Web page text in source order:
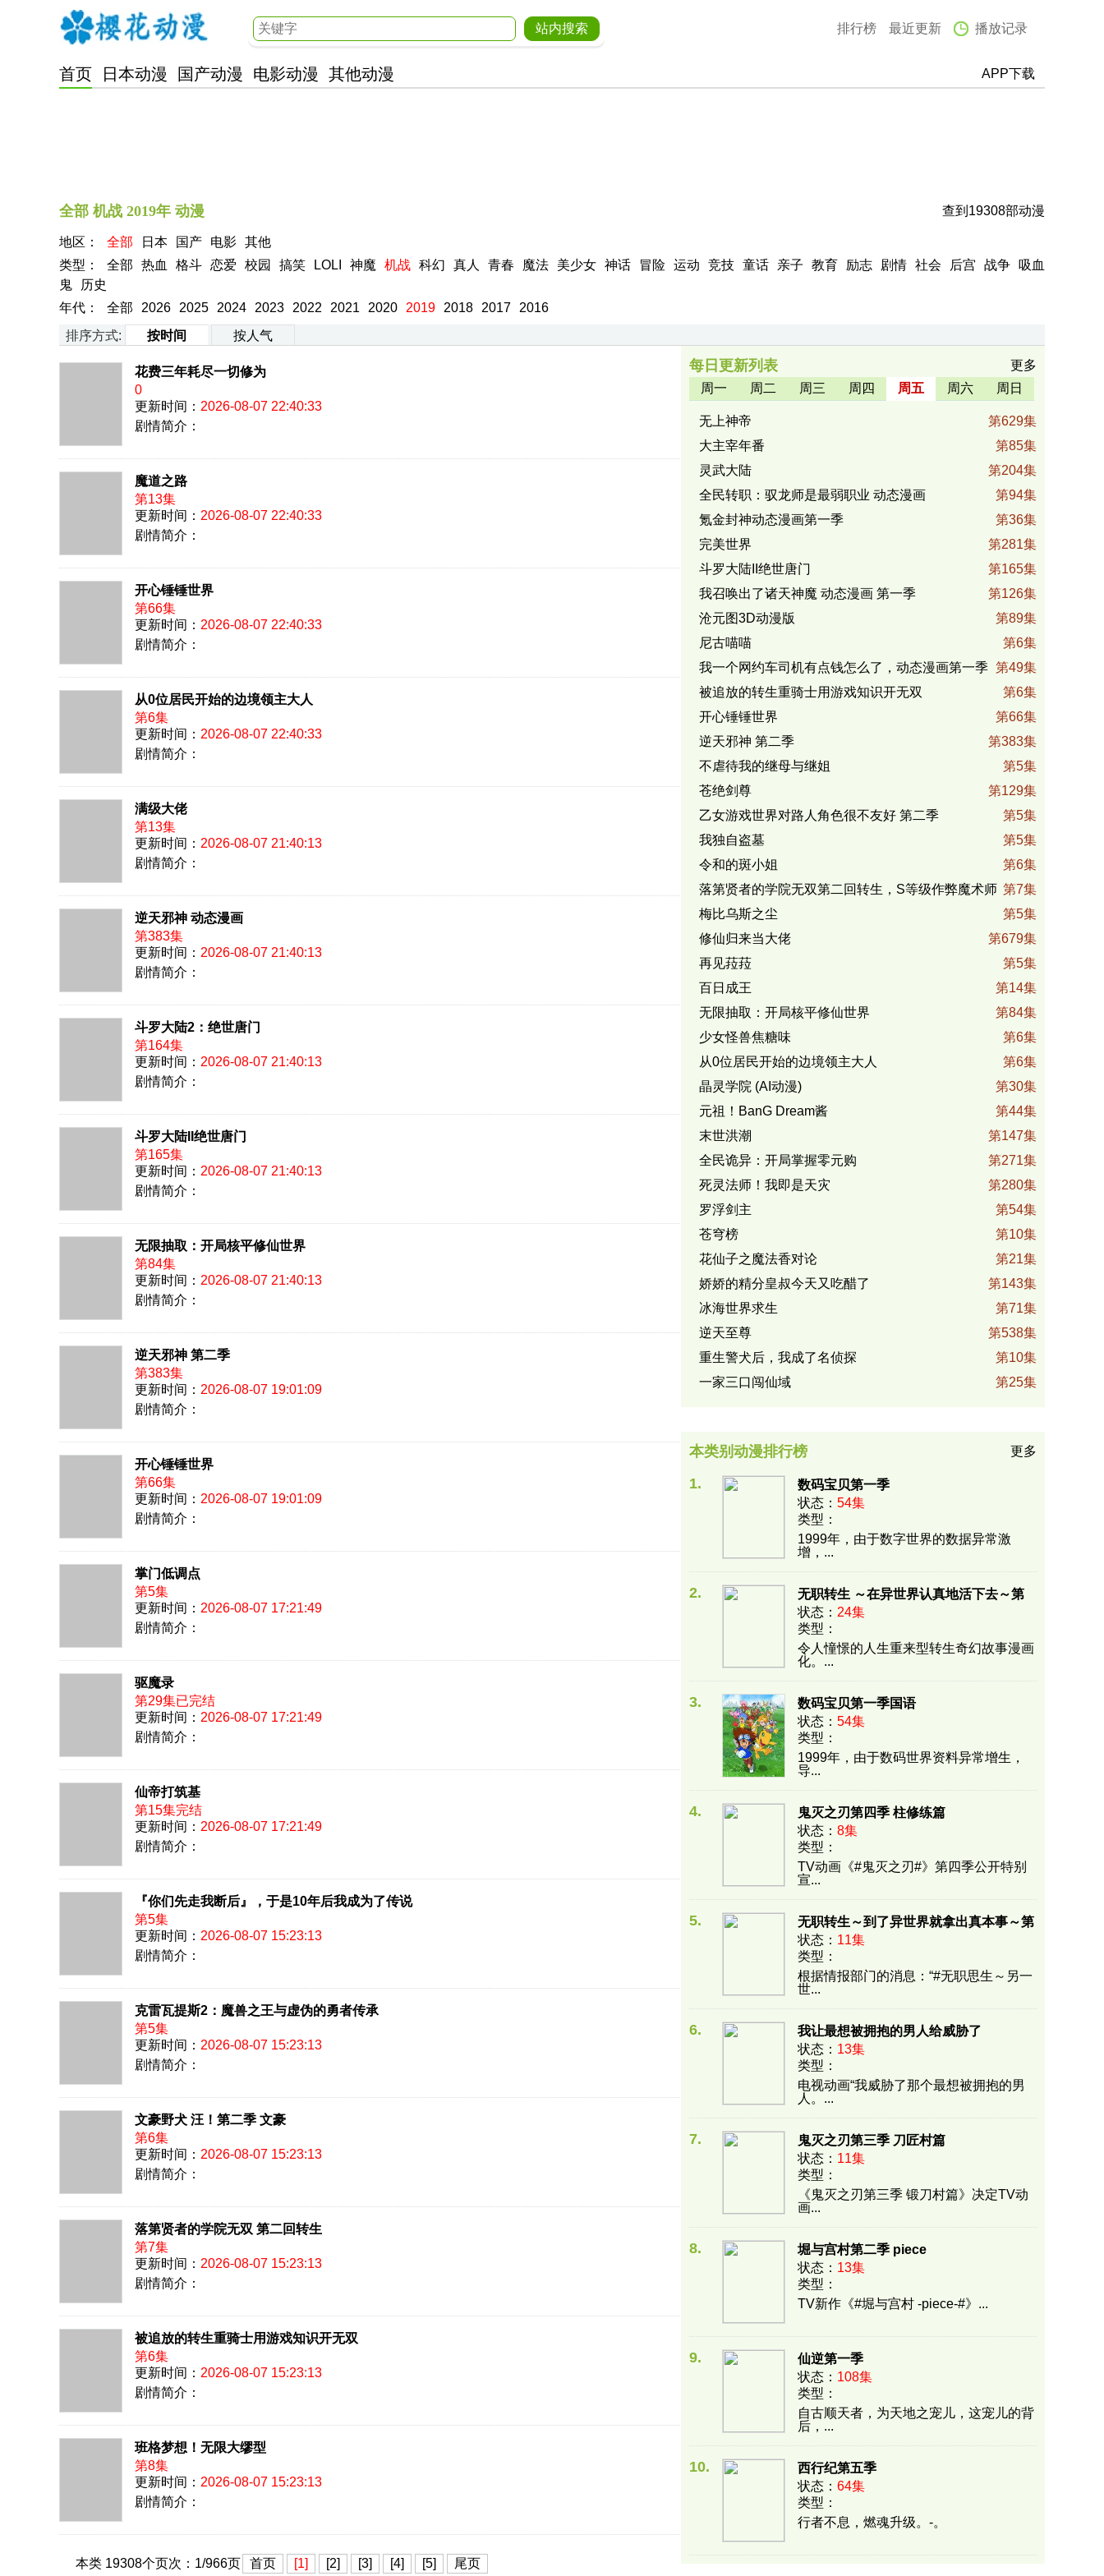
排行榜 最近更新 播放记录
首页 日本动漫 国产动漫 电影动漫 其他动漫 APP下载
全部 机战 2019年 动漫 查到 19308部动漫
地区： 全部 日本 国产 电影 其他
类型：
全部 热血 格斗 恋爱 校园 搞笑 LOLI 神魔 机战 科幻 真人 青春 魔法 美少女 神话 冒险 运动 竞技 童话 亲子 教育 励志 剧情 社会 后宫 战争
吸血
鬼
历史
年代：
全部 2026 2025 2024 2023 2022 2021 2020 2019 2018 2017
2016
排序方式:
按时间 按人气
花费三年耗尽一切修为
0
更新时间： 2026-08-07 22:40:33
剧情简介：
魔道之路
第13集
更新时间： 2026-08-07 22:40:33
剧情简介：
开心锤锤世界​
第66集
更新时间： 2026-08-07 22:40:33
剧情简介：
从0位居民开始的边境领主大人
第6集
更新时间： 2026-08-07 22:40:33
剧情简介：
满级大佬
第13集
更新时间： 2026-08-07 21:40:13
剧情简介：
逆天邪神 动态漫画
第383集
更新时间： 2026-08-07 21:40:13
剧情简介：
斗罗大陆2：绝世唐门
第164集
更新时间： 2026-08-07 21:40:13
剧情简介：
斗罗大陆II绝世唐门
第165集
更新时间： 2026-08-07 21:40:13
剧情简介：
无限抽取：开局核平修仙世界
第84集
更新时间： 2026-08-07 21:40:13
剧情简介：
逆天邪神 第二季
第383集
更新时间： 2026-08-07 19:01:09
剧情简介：
开心锤锤世界
第66集
更新时间： 2026-08-07 19:01:09
剧情简介：
掌门低调点
第5集
更新时间： 2026-08-07 17:21:49
剧情简介：
驱魔录
第29集已完结
更新时间： 2026-08-07 17:21:49
剧情简介：
仙帝打筑基
第15集完结
更新时间： 2026-08-07 17:21:49
剧情简介：
『你们先走我断后』，于是10年后我成为了传说
第5集
更新时间： 2026-08-07 15:23:13
剧情简介：
克雷瓦提斯2：魔兽之王与虚伪的勇者传承
第5集
更新时间： 2026-08-07 15:23:13
剧情简介：
文豪野犬 汪！第二季 文豪
第6集
更新时间： 2026-08-07 15:23:13
剧情简介：
落第贤者的学院无双 第二回转生
第7集
更新时间： 2026-08-07 15:23:13
剧情简介：
被追放的转生重骑士用游戏知识开无双
第6集
更新时间： 2026-08-07 15:23:13
剧情简介：
班格梦想！无限大缪型
第8集
更新时间： 2026-08-07 15:23:13
剧情简介：
本类 19308个页次： 1/966页 首页 [1] [2] [3] [4] [5] 尾页
每日更新列表
更多
周一
周二 周三 周四 周五 周六 周日
第629集
无上神帝
第85集
大主宰年番
第204集
灵武大陆
第94集
全民转职：驭龙师是最弱职业 动态漫画
第36集
氪金封神动态漫画第一季
第281集
完美世界
第165集
斗罗大陆II绝世唐门
第126集
我召唤出了诸天神魔 动态漫画 第一季
第89集
沧元图3D动漫版
第6集
尼古喵喵
第49集
我一个网约车司机有点钱怎么了，动态漫画第一季
第6集
被追放的转生重骑士用游戏知识开无双
第66集
开心锤锤世界
第383集
逆天邪神 第二季
第5集
不虐待我的继母与继姐
第129集
苍绝剑尊
第5集
乙女游戏世界对路人角色很不友好 第二季
第5集
我独自盗墓
第6集
令和的斑小姐
第7集
落第贤者的学院无双第二回转生，S等级作弊魔术师
冒险记
第5集
梅比乌斯之尘
第679集
修仙归来当大佬
第5集
再见菈菈
第14集
百日成王
第84集
无限抽取：开局核平修仙世界
第6集
少女怪兽焦糖味
第6集
从0位居民开始的边境领主大人
第30集
晶灵学院 (AI动漫)
第44集
元祖！BanG Dream酱
第147集
末世洪潮
第271集
全民诡异：开局掌握零元购
第280集
死灵法师！我即是天灾
第54集
罗浮剑主
第10集
苍穹榜
第21集
花仙子之魔法香对论
第143集
娇娇的精分皇叔今天又吃醋了
第71集
冰海世界求生
第538集
逆天至尊
第10集
重生警犬后，我成了名侦探
第25集
一家三口闯仙域
本类别动漫排行榜 更多
1.
数码宝贝第一季
状态： 54集
类型：
86A34C40BF76FBC5DE5DDBCA17E647E2
1999年，由于数字世界的数据异常激
增，...
2.
无职转生 ～在异世界认真地活下去～第
一季
状态： 24集
类型：
EFECB06B5A5A7835F5B9C9B44F87AC2E
令人憧憬的人生重来型转生奇幻故事漫画
化。...
3.
数码宝贝第一季国语
状态： 54集
类型：
D6834BD83F92F2F416992692ECDCD239
1999年，由于数码世界资料异常增生，
导...
4.
鬼灭之刃第四季 柱修练篇
状态： 8集
类型：
F88BEE3A426BB9809DC3AC31922E21BA
TV动画《#鬼灭之刃#》第四季公开特别
宣...
5.
无职转生～到了异世界就拿出真本事～第
二季
状态： 11集
类型：
205CED6D26DE4DEA6B5964C19550454D
根据情报部门的消息：“#无职思生～另一
世...
6.
我让最想被拥抱的男人给威胁了
状态： 13集
类型：
BBA6930D294BAFE144612BFEB0B17838
电视动画“我威胁了那个最想被拥抱的男
人。...
7.
鬼灭之刃第三季 刀匠村篇
状态： 11集
类型：
F4570E3F3377419F22C4E7B9328EA68E
《鬼灭之刃第三季 锻刀村篇》决定TV动
画...
8.
堀与宫村第二季 piece
状态： 13集
类型：
F444A269798A4F4FE3CECABE1D2C74FE
TV新作《#堀与宫村 -piece-#》...
9.
仙逆第一季
状态： 108集
类型：
FE4FF8B9E6A897E07A85FFB13375407B
自古顺天者，为天地之宠儿，这宠儿的背
后，...
10.
西行纪第五季
状态： 64集
类型：
B8DCE7F20617FC59ADC0AEF86B971FD9
行者不息，燃魂升级。-。